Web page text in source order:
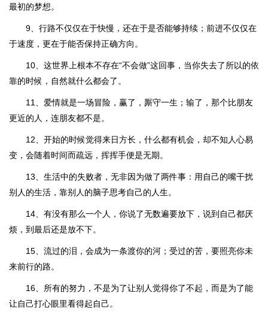
最初的梦想。
9、行路不仅仅在于快慢，还在于是否能够持续；前进不仅仅在
于速度，更在于能否保持正确方向。
10、这世界上根本不存在“不会做”这回事，当你失去了所以的依
靠的时候，自然就什么都会了。
11、爱情就是一场冒险，赢了，厮守一生；输了，那个比朋友
更近的人，连朋友都不是。
12、开始的时候觉得来日方长，什么都有机会，却不知人心易
变，会随着时间而疏远，挥挥手便是无期。
13、生活中的失败者，无非因为做了两件事：用自己的嘴干扰
别人的生活，靠别人的脑子思考自己的人生。
14、有没有那么一个人，你说了无数遍要放下，说到自己都厌
烦，到最后还是放不下。
15、流过的泪，会成为一条渡你的河；受过的苦，要照亮你未
来前行的路。
16、所有的努力，不是为了让别人觉得你了不起，而是为了能
让自己打心眼里看得起自己。